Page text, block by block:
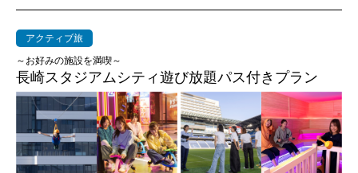
アクティブ旅
～お好みの施設を満喫～
長崎スタジアムシティ遊び放題パス付きプラン